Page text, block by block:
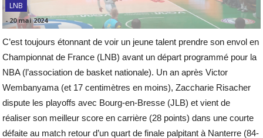
LNB
-20 mai 2024
C’est toujours étonnant de voir un jeune talent prendre son envol en
Championnat de France (LNB) avant un départ programmé pour la
NBA (l’association de basket nationale). Un an après Victor
Wembanyama (et 17 centimètres en moins), Zaccharie Risacher
dispute les playoffs avec Bourg-en-Bresse (JLB) et vient de
réaliser son meilleur score en carrière (28 points) dans une courte
défaite au match retour d’un quart de finale palpitant à Nanterre (84-